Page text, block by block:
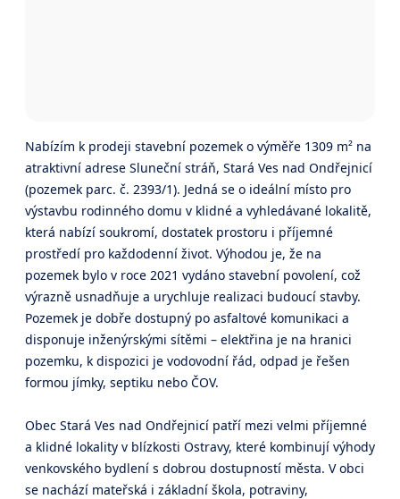
Nabízím k prodeji stavební pozemek o výměře 1309 m² na
atraktivní adrese Sluneční stráň, Stará Ves nad Ondřejnicí
(pozemek parc. č. 2393/1). Jedná se o ideální místo pro
výstavbu rodinného domu v klidné a vyhledávané lokalitě,
která nabízí soukromí, dostatek prostoru i příjemné
prostředí pro každodenní život. Výhodou je, že na
pozemek bylo v roce 2021 vydáno stavební povolení, což
výrazně usnadňuje a urychluje realizaci budoucí stavby.
Pozemek je dobře dostupný po asfaltové komunikaci a
disponuje inženýrskými sítěmi – elektřina je na hranici
pozemku, k dispozici je vodovodní řád, odpad je řešen
formou jímky, septiku nebo ČOV.
Obec Stará Ves nad Ondřejnicí patří mezi velmi příjemné
a klidné lokality v blízkosti Ostravy, které kombinují výhody
venkovského bydlení s dobrou dostupností města. V obci
se nachází mateřská i základní škola, potraviny,